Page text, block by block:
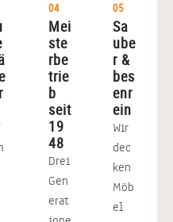
04
Mei
ste
rbe
trie
b
seit
19
48
Drei
Gen
erat
05
Sa
ube
r &
bes
enr
ein
Wir
dec
ken
Möb
el